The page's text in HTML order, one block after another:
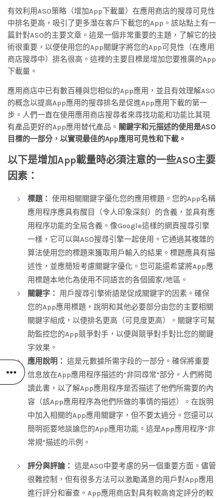
有效利用ASO策略（增加App下載量）在應用商店的搜尋可見性
中排名更高，吸引了更多潛在客戶下載您的App。該站點上有一
篇針對ASO的主要文章。這是一個非常重要的主題，了解它的技
術很重要，以便使用您的App關鍵字將您的App可見性（在應用
商店搜尋中）排名很高。這裡的主要目標是增加您要推廣的App
下載量。
應用商店中已有數百種與您相似的App應用，並且有效理解ASO
的概念以提高App應用的搜尋排名是促進App應用下載的第一
步。人們一直在使用應用商店搜尋者來尋找功能和功能比其現
有產品更好的App應用替代產品。 關鍵字和元描述的使用是ASO
目標的一部分，以實現最佳的App應用可見性和下載。
以下是增加App載量時必須注意的一些ASO主要
因素：
標題： 使用相關關鍵字優化您的應用標題。您的App名稱
應用程序應具有醒目（令人印象深刻）的含義，並具有應
用程序功能的全局含義。像Google這樣的網頁搜尋引擎
一樣，它可以與ASO搜尋引擎一起使用。它通過其複雜的
算法使用您的標題來獲取用戶輸入的結果。標題應具有描
述性，並應簡短考慮關鍵字優化。您可能還希望將App應
用標題本地化為使用不同語言的各個國家/地區。
關鍵字： 用戶搜尋引擎術語是促成關鍵字的因素。確保
您的App應用標題，說明和其他必要部分由您的主要相關
關鍵字組成，以便排名更高（可見度更高）。關鍵字可幫
助監控您的App競爭對手，以便與競爭對手對比您的關鍵
字效果。
應用說明： 這是元數據所需字段的一部分。確保將重要
信息放在App應用程序描述的“非同尋常”部分。人們將閱
讀此書，以了解App應用程序是否描述了他們所需要的內
容（該App應用程序為他們所做的事情的描述）。在說明
中加入相關的App應用關鍵字，但不要太過分。您還可以
簡明扼要地談論您的App應用功能。這是App應用程序“非
常規”描述的示例。
評分與評論： 這是ASO中要考慮的另一個重要方面。儘管
很難控制，但有很多方法可以激勵滿意的用戶對App應用
進行評分和審查。App應用商店對具有較高肯定評分的較